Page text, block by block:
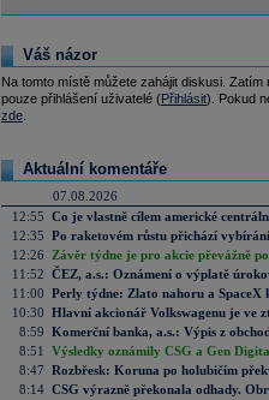
Váš názor
Na tomto místě můžete zahájit diskusi.
pouze přihlášení uživatelé (Přihlásit). Pokud
zde
Aktuální komentáře
07.08.2026
12:55 Co je vlastně cílem americké
12:35 Po raketovém růstu přichází
12:26
Závěr týdne je pro akcie převážně
11:52 ČEZ, a.s.: Oznámení o výplatě
11:00 Perly týdne: Zlato nahoru a SpaceX
10:30 Hlavní akcionář Volkswagenu je ve
8:59 Komerční banka, a.s.: Výpis z
8:51
Výsledky oznámily CSG a Gen
8:47 Rozbřesk: Koruna po holubičím
8:14 CSG výrazně překonala odhady.